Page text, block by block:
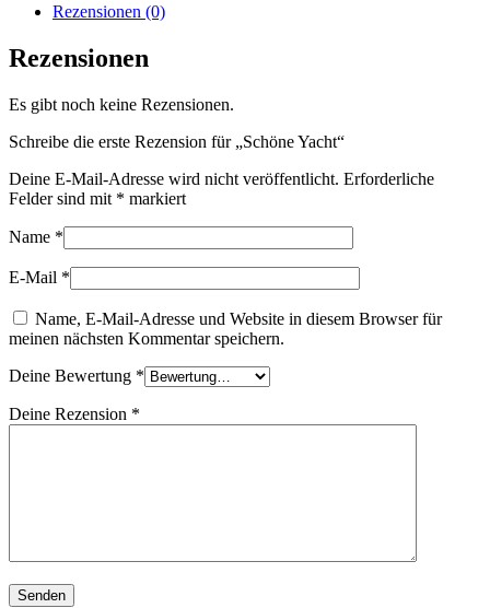
Rezensionen (0)
Rezensionen
Es gibt noch keine Rezensionen.
Schreibe die erste Rezension für „Schöne Yacht“
Deine E-Mail-Adresse wird nicht veröffentlicht. Erforderliche
Felder sind mit * markiert
Name *
E-Mail *
Name, E-Mail-Adresse und Website in diesem Browser für
meinen nächsten Kommentar speichern.
Deine Bewertung *
Deine Rezension *